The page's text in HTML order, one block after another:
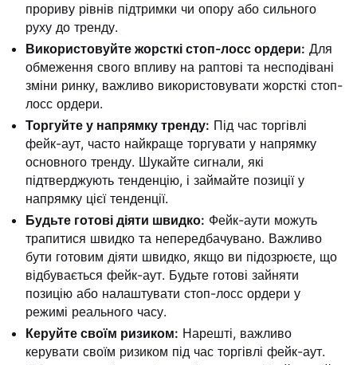
прориву рівнів підтримки чи опору або сильного
руху до тренду.
Використовуйте жорсткі стоп-лосс ордери: Для
обмеження свого впливу на раптові та несподівані
зміни ринку, важливо використовувати жорсткі стоп-
лосс ордери.
Торгуйте у напрямку тренду: Під час торгівлі
фейк-аут, часто найкраще торгувати у напрямку
основного тренду. Шукайте сигнали, які
підтверджують тенденцію, і займайте позиції у
напрямку цієї тенденції.
Будьте готові діяти швидко: Фейк-аути можуть
трапитися швидко та непередбачувано. Важливо
бути готовим діяти швидко, якщо ви підозрюєте, що
відбувається фейк-аут. Будьте готові зайняти
позицію або налаштувати стоп-лосс ордери у
режимі реального часу.
Керуйте своїм ризиком: Нарешті, важливо
керувати своїм ризиком під час торгівлі фейк-аут.